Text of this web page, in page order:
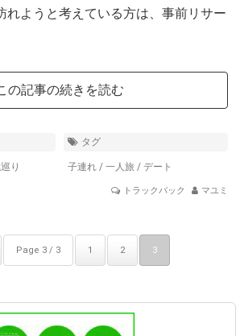
れようと考えている方は、事前リサー
の記事の続きを読む
り
タグ
子連れ / 一人旅 / デート
トラックバック マユミ
Page 3 / 3 1 2 3